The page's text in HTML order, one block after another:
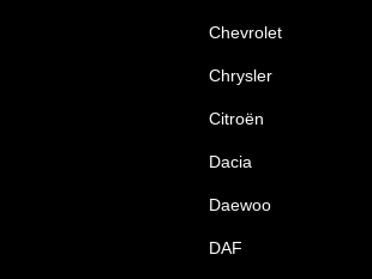
Chevrolet
Chrysler
Citroën
Dacia
Daewoo
DAF